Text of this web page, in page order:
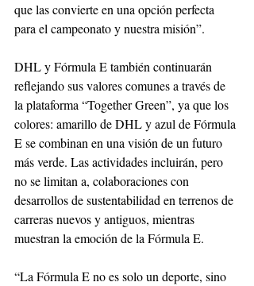
que las convierte en una opción perfecta
para el campeonato y nuestra misión”.
DHL y Fórmula E también continuarán
reflejando sus valores comunes a través de
la plataforma “Together Green”, ya que los
colores: amarillo de DHL y azul de Fórmula
E se combinan en una visión de un futuro
más verde. Las actividades incluirán, pero
no se limitan a, colaboraciones con
desarrollos de sustentabilidad en terrenos de
carreras nuevos y antiguos, mientras
muestran la emoción de la Fórmula E.
“La Fórmula E no es solo un deporte, sino